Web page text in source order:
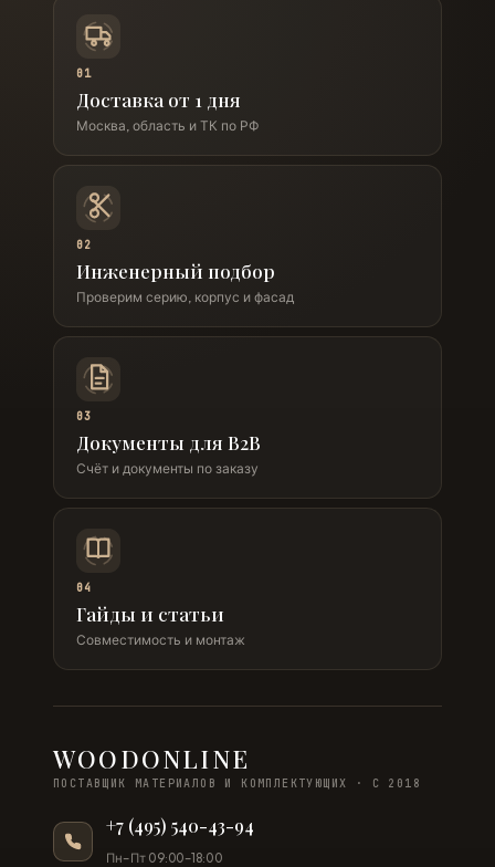
01
Доставка от 1 дня
Москва, область и ТК по РФ
02
Инженерный подбор
Проверим серию, корпус и фасад
03
Документы для B2B
Счёт и документы по заказу
04
Гайды и статьи
Совместимость и монтаж
WOODONLINE
ПОСТАВЩИК МАТЕРИАЛОВ И КОМПЛЕКТУЮЩИХ · С 2018
+7 (495) 540-43-94
Пн–Пт 09:00–18:00